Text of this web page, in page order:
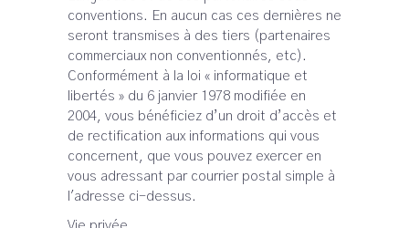
conventions. En aucun cas ces dernières ne
seront transmises à des tiers (partenaires
commerciaux non conventionnés, etc).
Conformément à la loi « informatique et
libertés » du 6 janvier 1978 modifiée en
2004, vous bénéficiez d’un droit d’accès et
de rectification aux informations qui vous
concernent, que vous pouvez exercer en
vous adressant par courrier postal simple à
l'adresse ci-dessus.